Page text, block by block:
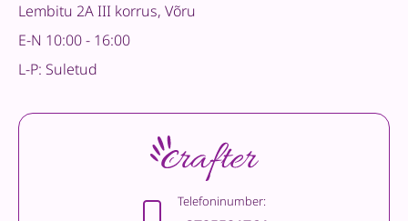
Lembitu 2A III korrus, Võru
E-N 10:00 - 16:00
L-P: Suletud
Telefoninumber: